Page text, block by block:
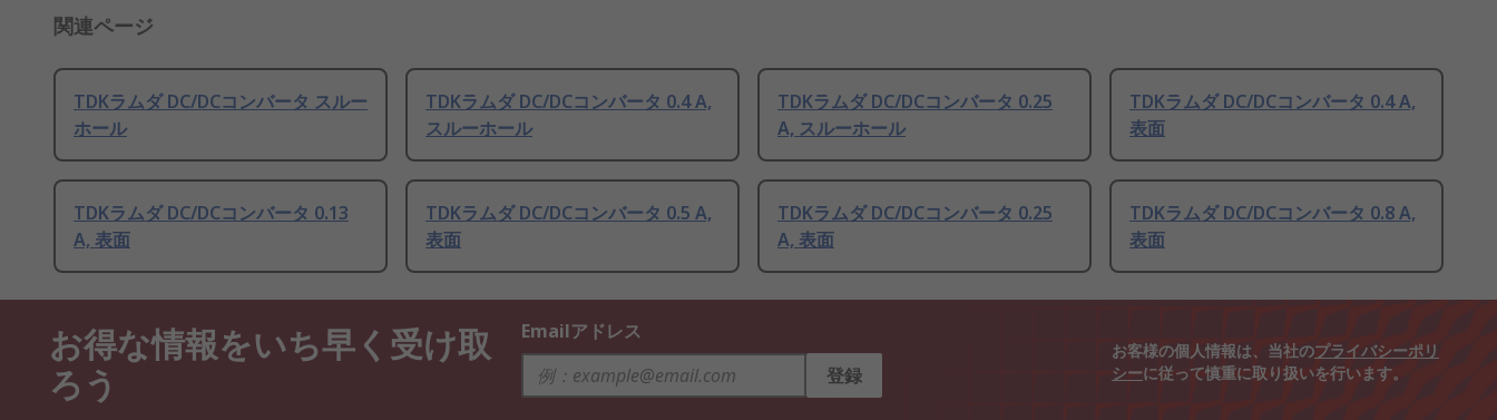
関連ページ
TDKラムダ DC/DCコンバータ スルー
ホール
TDKラムダ DC/DCコンバータ 0.4 A,
スルーホール
TDKラムダ DC/DCコンバータ 0.25
A, スルーホール
TDKラムダ DC/DCコンバータ 0.4 A,
表面
TDKラムダ DC/DCコンバータ 0.13
A, 表面
TDKラムダ DC/DCコンバータ 0.5 A,
表面
TDKラムダ DC/DCコンバータ 0.25
A, 表面
TDKラムダ DC/DCコンバータ 0.8 A,
表面
お得な情報をいち早く受け取
ろう
Emailアドレス
登録
お客様の個人情報は、当社のプライバシーポリ
シーに従って慎重に取り扱いを行います。